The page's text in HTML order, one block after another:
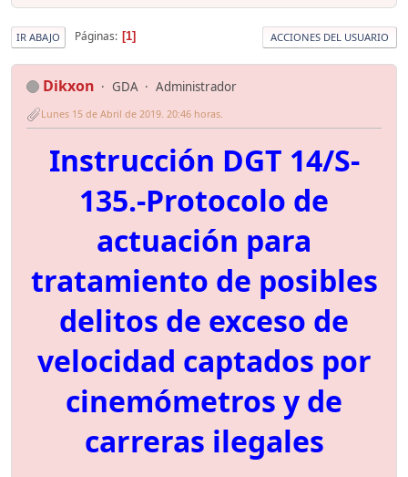
IR ABAJO Páginas 1 ACCIONES DEL USUARIO
Dikxon GDA Administrador
Lunes 15 de Abril de 2019. 20:46 horas.
Instrucción DGT 14/S-
135.-Protocolo de
actuación para
tratamiento de posibles
delitos de exceso de
velocidad captados por
cinemómetros y de
carreras ilegales